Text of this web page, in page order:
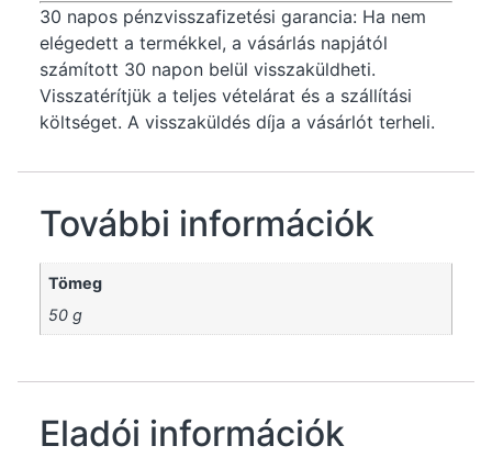
30 napos pénzvisszafizetési garancia: Ha nem
elégedett a termékkel, a vásárlás napjától
számított 30 napon belül visszaküldheti.
Visszatérítjük a teljes vételárat és a szállítási
költséget. A visszaküldés díja a vásárlót terheli.
További információk
Tömeg
50 g
Eladói információk